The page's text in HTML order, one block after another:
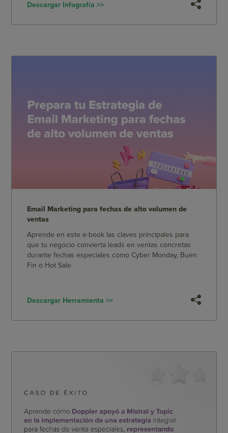
Descargar Infografía >>
Email Marketing para fechas de alto volumen de
ventas
Aprende en este e-book las claves principales para
que tu negocio convierta leads en ventas concretas
durante fechas especiales como Cyber Monday, Buen
Fin o Hot Sale.
Descargar Herramienta >>